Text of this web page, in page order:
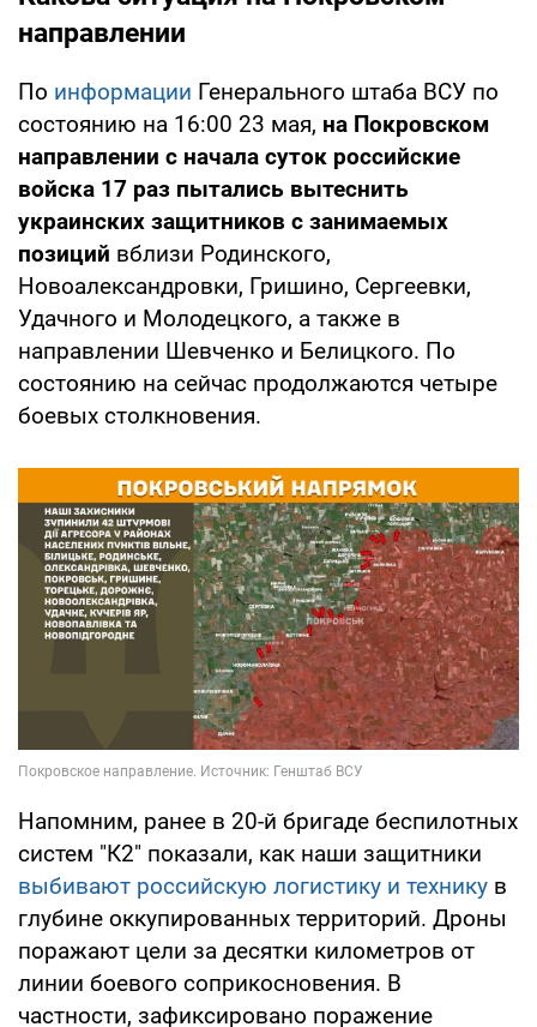
направлении
По информации Генерального штаба ВСУ по
состоянию на 16:00 23 мая, на Покровском
направлении с начала суток российские
войска 17 раз пытались вытеснить
украинских защитников с занимаемых
позиций вблизи Родинского,
Новоалександровки, Гришино, Сергеевки,
Удачного и Молодецкого, а также в
направлении Шевченко и Белицкого. По
состоянию на сейчас продолжаются четыре
боевых столкновения.
Напомним, ранее в 20-й бригаде беспилотных
систем "К2" показали, как наши защитники
выбивают российскую логистику и технику в
глубине оккупированных территорий. Дроны
поражают цели за десятки километров от
линии боевого соприкосновения. В
частности, зафиксировано поражение